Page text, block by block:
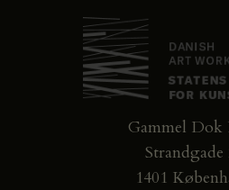
Gammel Dok
Strandgade
1401